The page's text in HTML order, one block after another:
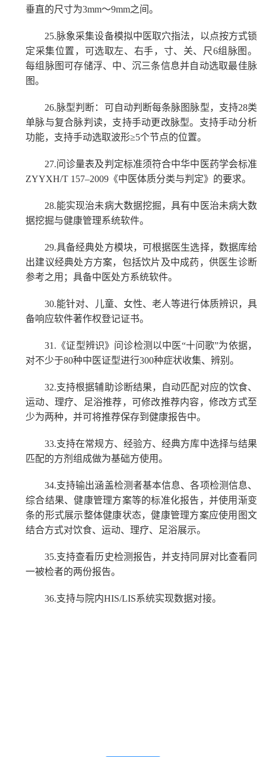
垂直的尺寸为3mm～9mm之间。
25.脉象采集设备模拟中医取穴指法，以点按方式锁
定采集位置，可选取左、右手，寸、关、尺6组脉图。
每组脉图可存储浮、中、沉三条信息并自动选取最佳脉
图。
26.脉型判断：可自动判断每条脉图脉型，支持28类
单脉与复合脉判读，支持手动更改脉型。支持手动分析
功能，支持手动选取波形≥5个节点的位置。
27.问诊量表及判定标准须符合中华中医药学会标准
ZYYXH/T 157–2009《中医体质分类与判定》的要求。
28.能实现治未病大数据挖掘，具有中医治未病大数
据挖掘与健康管理系统软件。
29.具备经典处方模块，可根据医生选择，数据库给
出建议经典处方方案，包括饮片及中成药，供医生诊断
参考之用；具备中医处方系统软件。
30.能针对、 儿童、 女性、老人等进行体质辨识，具
备响应软件著作权登记证书。
31. 《证型辨识》问诊检测以中医“十问歌”为依据，
对不少于80种中医证型进行300种症状收集、辨别。
32.支持根据辅助诊断结果，自动匹配对应的饮食、
运动、理疗、足浴推荐，可修改推荐内容，修改方式至
少为两种，并可将推荐保存到健康报告中。
33.支持在常规方、经验方、经典方库中选择与结果
匹配的方剂组成做为基础方使用。
34.支持输出涵盖检测者基本信息、各项检测信息、
综合结果、健康管理方案等的标准化报告，并使用渐变
条的形式展示整体健康状态，健康管理方案应使用图文
结合方式对饮食、运动、理疗、足浴展示。
35.支持查看历史检测报告，并支持同屏对比查看同
一被检者的两份报告。
36.支持与院内HIS/LIS系统实现数据对接。